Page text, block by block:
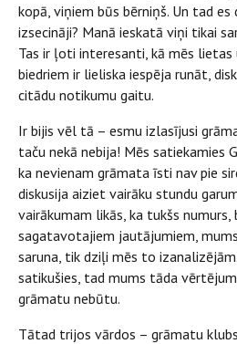
kopā, viņiem būs bērniņš. Un tad
izsecināji? Manā ieskatā viņi tikai
Tas ir ļoti interesanti, kā mēs
biedriem ir lieliska iespēja runāt,
citādu notikumu gaitu.
Ir bijis vēl tā – esmu izlasījusi
taču nekā nebija! Mēs satiekamies
ka nevienam grāmata īsti nav pie
diskusija aiziet vairāku stundu
vairākumam likās, ka tukšs
sagatavotajiem jautājumiem,
saruna, tik dziļi mēs to
satikušies, tad mums tāda
grāmatu nebūtu.
Tātad trijos vārdos – grāmatu